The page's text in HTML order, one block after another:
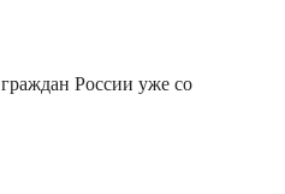
России уже со